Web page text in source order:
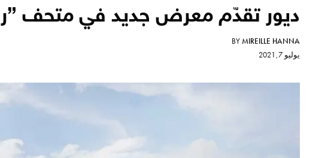
ديور تقدّم معرض جديد في متحف
BYMIREILLE HANNA
يوليو 7, 2021